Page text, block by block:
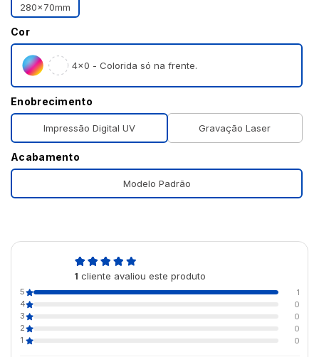
280x70mm
Cor
4×0 - Colorida só na frente.
Enobrecimento
Impressão Digital UV Gravação Laser
Acabamento
Modelo Padrão
1 cliente avaliou este produto
5
1
4
0
3
0
2
0
1
0